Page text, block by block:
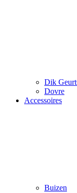
Dik
Dovre
Accessoires
Buizen